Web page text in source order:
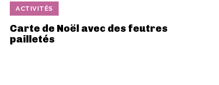
ACTIVITÉS
Carte de Noël avec des feutres
pailletés